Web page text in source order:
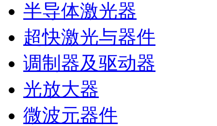
半导体激光器
超快激光与器件
调制器及驱动器
光放大器
微波元器件